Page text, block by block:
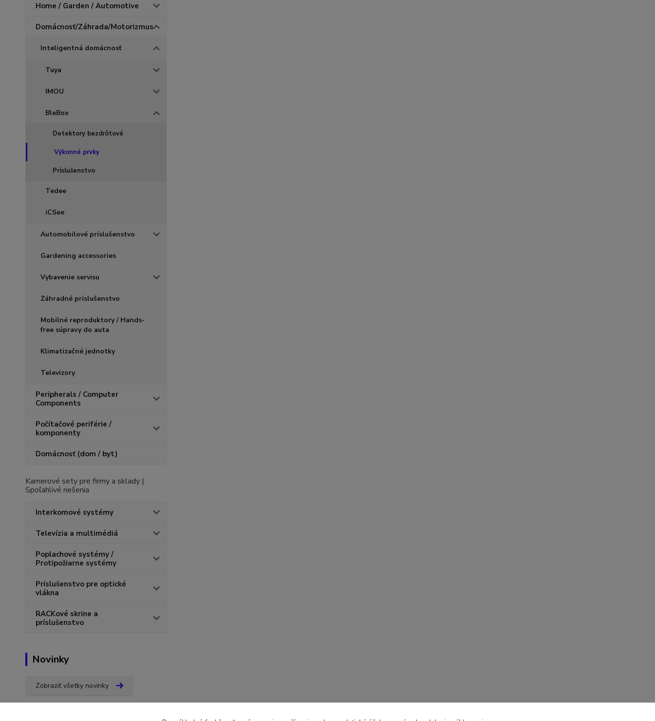
Home / Garden / Automotive
Domácnosť/Záhrada/Motorizmus
Inteligentná domácnosť
Tuya
IMOU
BleBox
Detektory bezdrôtové
Výkonné prvky
Príslušenstvo
Tedee
iCSee
Automobilové príslušenstvo
Gardening accessories
Vybavenie servisu
Záhradné príslušenstvo
Mobilné reproduktory / Hands-
free súpravy do auta
Klimatizačné jednotky
Televízory
Peripherals / Computer
Components
Počítačové periférie /
komponenty
Domácnosť (dom / byt)
Kamerové sety pre firmy a sklady |
Spoľahlivé riešenia
Interkomové systémy
Televízia a multimédiá
Poplachové systémy /
Protipožiarne systémy
Príslušenstvo pre optické
vlákna
RACKové skrine a
príslušenstvo
Novinky
Zobraziť všetky novinky